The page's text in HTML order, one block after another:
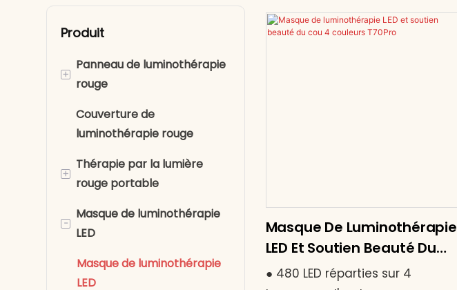
Produit
+
Panneau de luminothérapie
rouge
Thérapie par la lumière
rouge pour le corps entier
Panneau lumineux rouge
demi-corps
Couverture de
luminothérapie rouge
+
Thérapie par la lumière
rouge portable
Ceintures de
luminothérapie rouge
Thérapie par la lumière
rouge pour le genou
-
Masque de luminothérapie
LED
Masque de luminothérapie
LED
Masque De Luminothérapie
LED Et Soutien Beauté Du
Cou 4 Couleurs T70Pro
● 480 LED réparties sur 4